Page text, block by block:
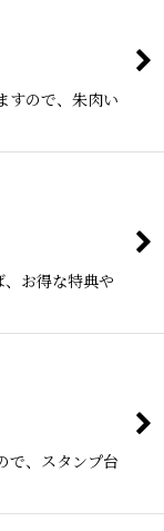
すので、朱肉い
お得な特典や
で、スタンプ台